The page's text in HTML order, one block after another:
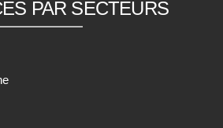
PAR SECTEURS